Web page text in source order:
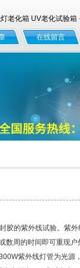
老化箱 UV老化试验箱 ·
在线留言
胶的紫外线试验。紫
数周的时间即可重现
紫外线灯管为光源